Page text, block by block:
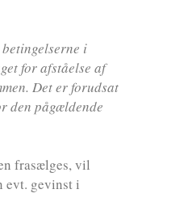
i
for afståelse af
Det er forudsat
den pågældende
frasælges, vil
evt. gevinst i